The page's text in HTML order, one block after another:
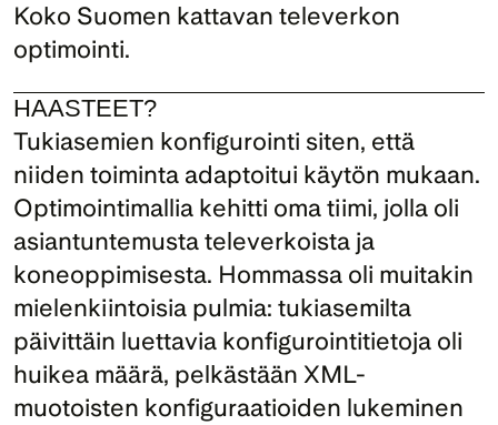
Koko Suomen kattavan televerkon
optimointi.
HAASTEET?
Tukiasemien konfigurointi siten, että
niiden toiminta adaptoitui käytön mukaan.
Optimointimallia kehitti oma tiimi, jolla oli
asiantuntemusta televerkoista ja
koneoppimisesta. Hommassa oli muitakin
mielenkiintoisia pulmia: tukiasemilta
päivittäin luettavia konfigurointitietoja oli
huikea määrä, pelkästään XML-
muotoisten konfiguraatioiden lukeminen